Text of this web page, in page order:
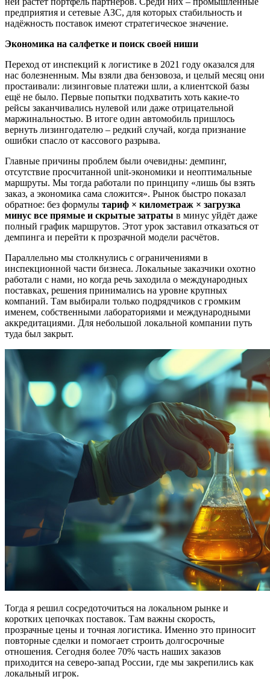
предприятия и сетевые АЗС, для которых стабильность и
надёжность поставок имеют стратегическое значение.
Экономика на салфетке и поиск своей ниши
Переход от инспекций к логистике в 2021 году оказался для
нас болезненным. Мы взяли два бензовоза, и целый месяц они
простаивали: лизинговые платежи шли, а клиентской базы
ещё не было. Первые попытки подхватить хоть какие-то
рейсы заканчивались нулевой или даже отрицательной
маржинальностью. В итоге один автомобиль пришлось
вернуть лизингодателю – редкий случай, когда признание
ошибки спасло от кассового разрыва.
Главные причины проблем были очевидны: демпинг,
отсутствие просчитанной unit-экономики и неоптимальные
маршруты. Мы тогда работали по принципу «лишь бы взять
заказ, а экономика сама сложится». Рынок быстро показал
обратное: без формулы тариф × километраж × загрузка
минус все прямые и скрытые затраты в минус уйдёт даже
полный график маршрутов. Этот урок заставил отказаться от
демпинга и перейти к прозрачной модели расчётов.
Параллельно мы столкнулись с ограничениями в
инспекционной части бизнеса. Локальные заказчики охотно
работали с нами, но когда речь заходила о международных
поставках, решения принимались на уровне крупных
компаний. Там выбирали только подрядчиков с громким
именем, собственными лабораториями и международными
аккредитациями. Для небольшой локальной компании путь
туда был закрыт.
Тогда я решил сосредоточиться на локальном рынке и
коротких цепочках поставок. Там важны скорость,
прозрачные цены и точная логистика. Именно это приносит
повторные сделки и помогает строить долгосрочные
отношения. Сегодня более 70% часть наших заказов
приходится на северо-запад России, где мы закрепились как
локальный игрок.